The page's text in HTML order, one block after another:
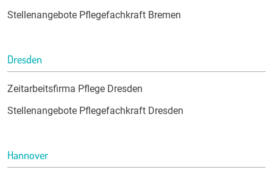
Stellenangebote Pflegefachkraft Bremen
Dresden
Zeitarbeitsfirma Pflege Dresden
Stellenangebote Pflegefachkraft Dresden
Hannover